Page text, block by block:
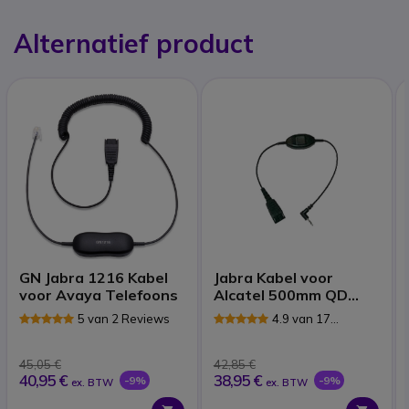
Alternatief product
GN Jabra 1216 Kabel
voor Avaya Telefoons
5 van 2 Reviews
45,05 €
40,95 € ex. BTW -9%
Jabra Kabel voor
Alcatel 500mm QD
naar 3.5mm
aansluiting
4.9 van 17
42,85 €
38,95 € ex. BTW -9%